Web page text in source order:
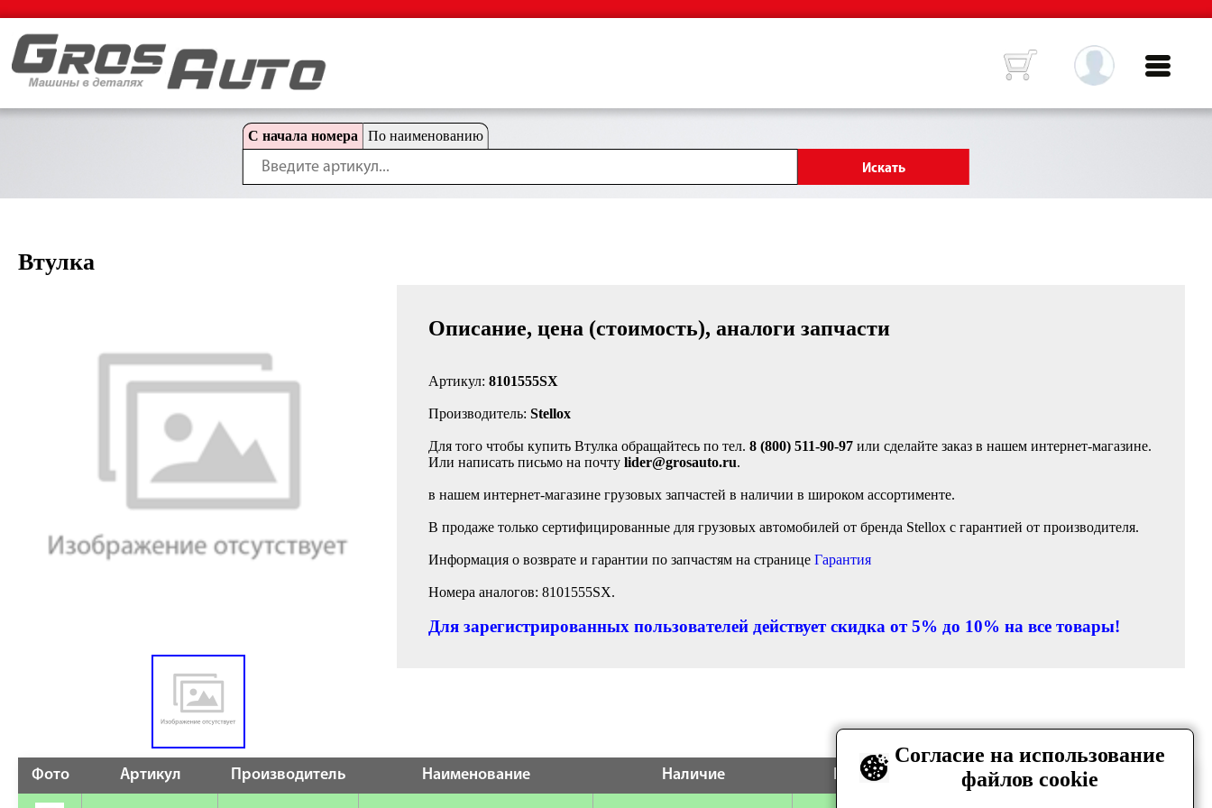
С начала номера По наименованию
Втулка
Описание, цена (стоимость), аналоги запчасти
Артикул: 8101555SX
Производитель: Stellox
Для того чтобы купить Втулка обращайтесь по тел. 8 (800) 511-90-97 или сделайте заказ в нашем интернет-магазине.
Или написать письмо на почту lider@grosauto.ru.
в нашем интернет-магазине грузовых запчастей в наличии в широком ассортименте.
В продаже только сертифицированные для грузовых автомобилей от бренда Stellox с гарантией от производителя.
Информация о возврате и гарантии по запчастям на странице Гарантия
Номера аналогов: 8101555SX.
Для зарегистрированных пользователей действует скидка от 5% до 10% на все товары!
Фото Артикул Производитель Наименование Наличие Цена Количество
Согласие на использование
файлов cookie